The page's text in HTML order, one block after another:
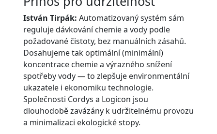
István Tirpák: Automatizovaný systém sám
reguluje dávkování chemie a vody podle
požadované čistoty, bez manuálních zásahů.
Dosahujeme tak optimální (minimální)
koncentrace chemie a výrazného snížení
spotřeby vody — to zlepšuje environmentální
ukazatele i ekonomiku technologie.
Společnosti Cordys a Logicon jsou
dlouhodobě zavázány k udržitelnému provozu
a minimalizaci ekologické stopy.